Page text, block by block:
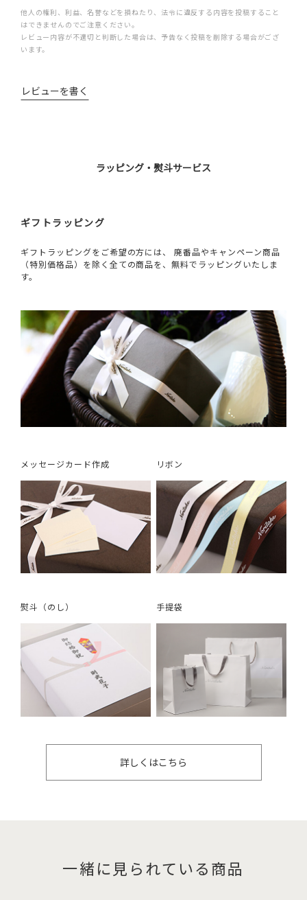
他人の権利、利益、名誉などを損ねたり、法令に違反する内容を投稿すること
はできませんのでご注意ください。
レビュー内容が不適切と判断した場合は、予告なく投稿を削除する場合がござ
います。
レビューを書く
ラッピング・熨斗サービス
ギフトラッピング
ギフトラッピングをご希望の方には、 廃番品やキャンペーン商品
（特別価格品）を除く全ての商品を、無料でラッピングいたしま
す。
メッセージカード作成 リボン
熨斗（のし） 手提袋
詳しくはこちら
一緒に見られている商品